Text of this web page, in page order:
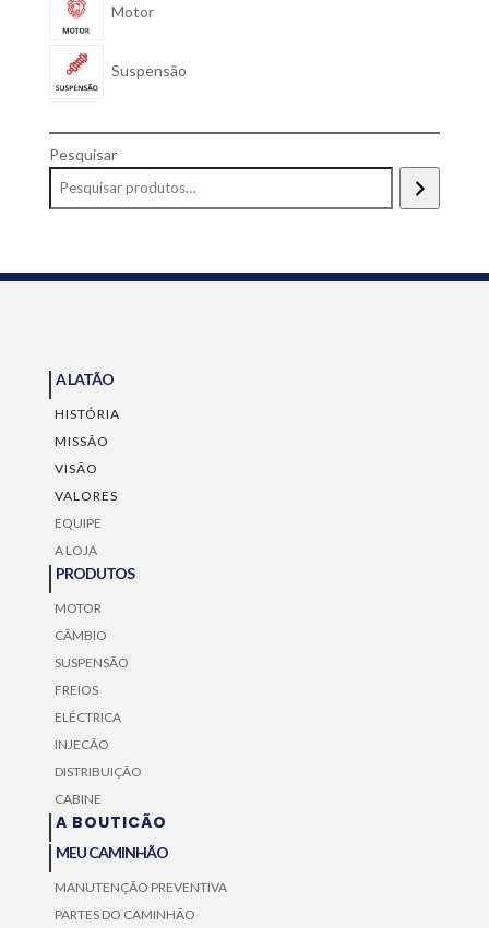
Motor
Suspensão
Pesquisar
A LATÃO
HISTÓRIA
MISSÃO
VISÃO
VALORES
EQUIPE
A LOJA
PRODUTOS
MOTOR
CÃMBIO
SUSPENSÃO
FREIOS
ELÉCTRICA
INJECÃO
DISTRIBUIÇÃO
CABINE
A BOUTICÃO
MEU CAMINHÃO
MANUTENÇÃO PREVENTIVA
PARTES DO CAMINHÃO